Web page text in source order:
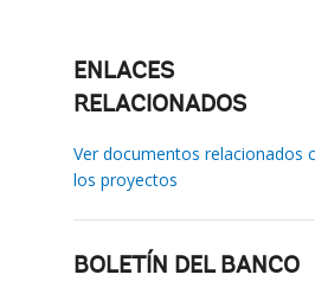
ENLACES
RELACIONADOS
Ver documentos relacionados
los proyectos
BOLETÍN DEL BANCO